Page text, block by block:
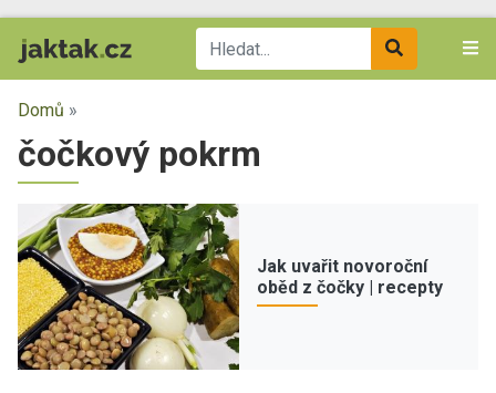
Domů »
čočkový pokrm
Jak uvařit novoroční
oběd z čočky | recepty